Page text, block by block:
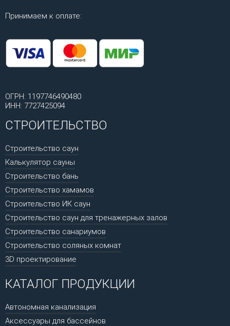
Принимаем к оплате:
ОГРН: 1197746490480
ИНН: 7727425094
СТРОИТЕЛЬСТВО
Строительство саун
Калькулятор сауны
Строительство бань
Строительство хамамов
Строительство ИК саун
Строительство саун для тренажерных залов
Строительство санариумов
Строительство соляных комнат
3D проектирование
КАТАЛОГ ПРОДУКЦИИ
Автономная канализация
Аксессуары для бассейнов